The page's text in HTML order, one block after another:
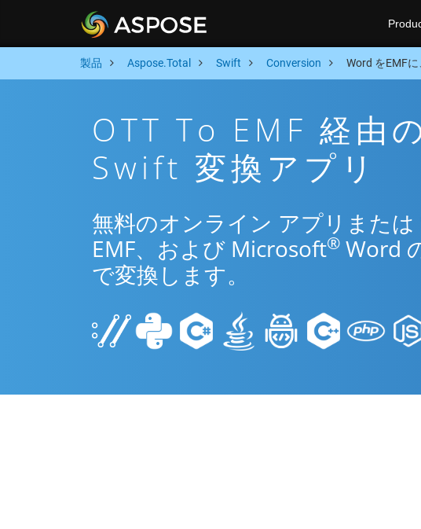
製品 Aspose.Total Swift Conversion Word をEMF
OTT To EMF 経由
Swift 変換アプリ
無料のオンライン アプリまたは
EMF、および Microsoft® Word
で変換します。